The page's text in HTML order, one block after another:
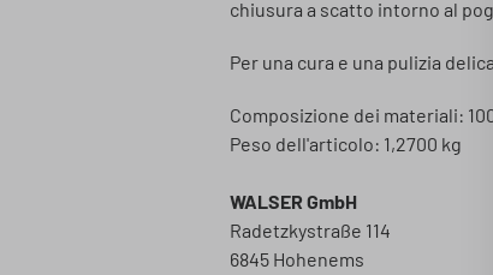
chiusura a scatto intorno al
Per una cura e una pulizia
Composizione dei materiali:
Peso dell'articolo: 1,2700 kg
WALSER GmbH
Radetzkystraße 114
6845 Hohenems